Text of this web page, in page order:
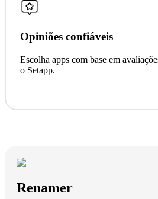
Opiniões confiáveis
Escolha apps com base em
o Setapp.
Renamer